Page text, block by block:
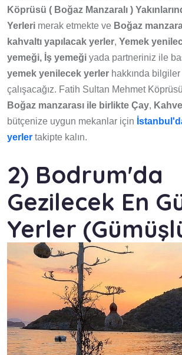
Köprüsü ( Boğaz Manzaralı )
Yerleri merak etmekte ve Boğaz
kahvaltı yapılacak yerler, Yemek
yemeği, İş yemeği yada partneriniz ile
yemek yenilecek yerler hakkında
çalışacağız. Fatih Sultan Mehmet
Boğaz manzarası ile birlikte Çay, Kahve
bütçenize uygun mekanlar için
yerler takipte kalın.
2) Bodrum'da
Gezilecek En
Yerler